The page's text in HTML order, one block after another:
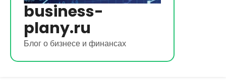
business-
plany.ru
Блог о бизнесе и финансах